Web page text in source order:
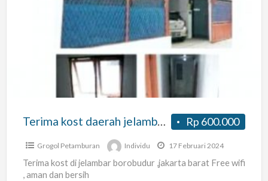
Rp 600.000
Terima kost daerah jelambar, grogol jakarta barat
Grogol Petamburan Individu 17 Februari 2024
Terima kost di jelambar borobudur ,jakarta barat Free wifi
, aman dan bersih